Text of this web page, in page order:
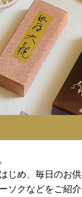
じめ、毎日のお
ソクなどをご紹介